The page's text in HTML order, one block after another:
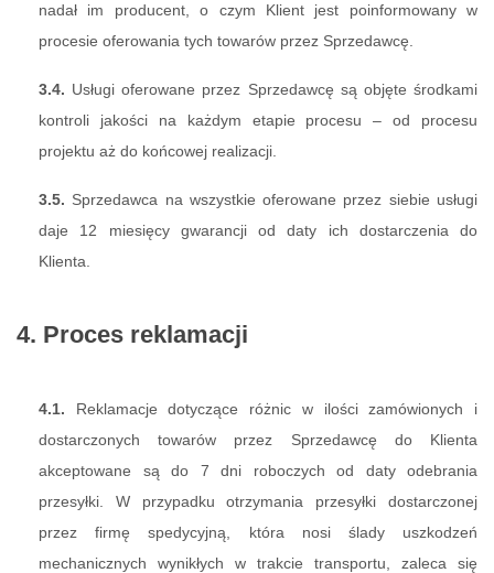
nadał im producent, o czym Klient jest poinformowany w
procesie oferowania tych towarów przez Sprzedawcę.
3.4. Usługi oferowane przez Sprzedawcę są objęte środkami
kontroli jakości na każdym etapie procesu – od procesu
projektu aż do końcowej realizacji.
3.5. Sprzedawca na wszystkie oferowane przez siebie usługi
daje 12 miesięcy gwarancji od daty ich dostarczenia do
Klienta.
4. Proces reklamacji
4.1. Reklamacje dotyczące różnic w ilości zamówionych i
dostarczonych towarów przez Sprzedawcę do Klienta
akceptowane są do 7 dni roboczych od daty odebrania
przesyłki. W przypadku otrzymania przesyłki dostarczonej
przez firmę spedycyjną, która nosi ślady uszkodzeń
mechanicznych wynikłych w trakcie transportu, zaleca się